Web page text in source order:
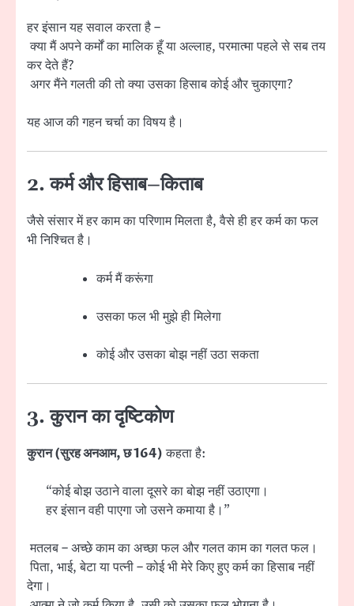
हर इंसान यह सवाल करता है –
क्या मैं अपने कर्मों का मालिक हूँ या अल्लाह, परमात्मा पहले से सब तय
कर देते हैं?
अगर मैंने गलती की तो क्या उसका हिसाब कोई और चुकाएगा?
यह आज की गहन चर्चा का विषय है।
2. कर्म और हिसाब–किताब
जैसे संसार में हर काम का परिणाम मिलता है, वैसे ही हर कर्म का फल
भी निश्चित है।
कर्म मैं करूंगा
उसका फल भी मुझे ही मिलेगा
कोई और उसका बोझ नहीं उठा सकता
3. कुरान का दृष्टिकोण
कुरान (सुरह अनआम, छ 164)कहता है:
“कोई बोझ उठाने वाला दूसरे का बोझ नहीं उठाएगा।
हर इंसान वही पाएगा जो उसने कमाया है।”
मतलब – अच्छे काम का अच्छा फल और गलत काम का गलत फल।
पिता, भाई, बेटा या पत्नी – कोई भी मेरे किए हुए कर्म का हिसाब नहीं
देगा।